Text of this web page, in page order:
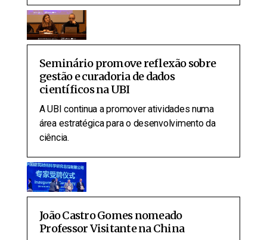
Seminário promove reflexão sobre
gestão e curadoria de dados
científicos na UBI
A UBI continua a promover atividades numa
área estratégica para o desenvolvimento da
ciência.
João Castro Gomes nomeado
Professor Visitante na China